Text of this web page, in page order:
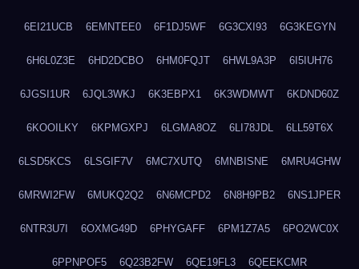
6EI21UCB 6EMNTEE0 6F1DJ5WF 6G3CXI93 6G3KEGYN
6H6L0Z3E 6HD2DCBO 6HM0FQJT 6HWL9A3P 6I5IUH76
6JGSI1UR 6JQL3WKJ 6K3EBPX1 6K3WDMWT 6KDND60Z
6KOOILKY 6KPMGXPJ 6LGMA8OZ 6LI78JDL 6LL59T6X
6LSD5KCS 6LSGIF7V 6MC7XUTQ 6MNBISNE 6MRU4GHW
6MRWI2FW 6MUKQ2Q2 6N6MCPD2 6N8H9PB2 6NS1JPER
6NTR3U7I 6OXMG49D 6PHYGAFF 6PM1Z7A5 6PO2WC0X
6PPNPOF5 6Q23B2FW 6QE19FL3 6QEEKCMR